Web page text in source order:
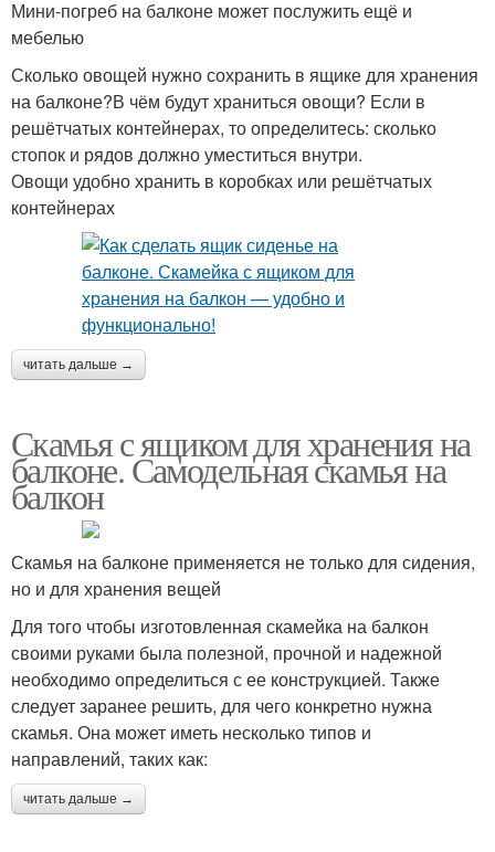
Мини-погреб на балконе может послужить ещё и
мебелью
Сколько овощей нужно сохранить в ящике для хранения
на балконе?В чём будут храниться овощи? Если в
решётчатых контейнерах, то определитесь: сколько
стопок и рядов должно уместиться внутри.
Овощи удобно хранить в коробках или решётчатых
контейнерах
читать дальше →
Скамья с ящиком для хранения на
балконе. Самодельная скамья на
балкон
Скамья на балконе применяется не только для сидения,
но и для хранения вещей
Для того чтобы изготовленная скамейка на балкон
своими руками была полезной, прочной и надежной
необходимо определиться с ее конструкцией. Также
следует заранее решить, для чего конкретно нужна
скамья. Она может иметь несколько типов и
направлений, таких как:
читать дальше →